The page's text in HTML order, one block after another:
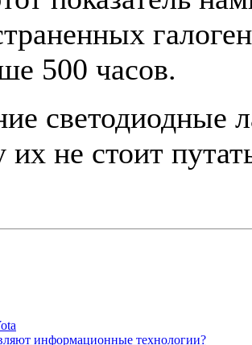
500 часов.
светодиодные
их не стоит
информационные технологии?